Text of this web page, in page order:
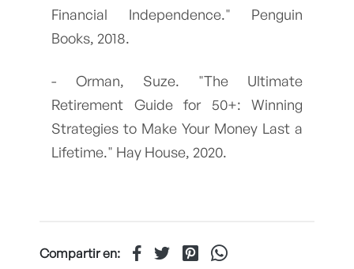
Financial Independence." Penguin
Books, 2018.
- Orman, Suze. "The Ultimate
Retirement Guide for 50+: Winning
Strategies to Make Your Money Last a
Lifetime." Hay House, 2020.
Compartir en: